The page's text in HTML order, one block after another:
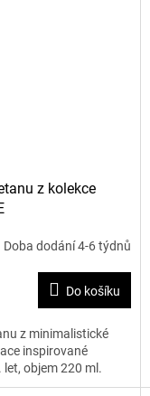
z kolekce
Doba dodání 4-6 týdnů
Do košíku
z minimalistické
inspirované
objem 220 ml.